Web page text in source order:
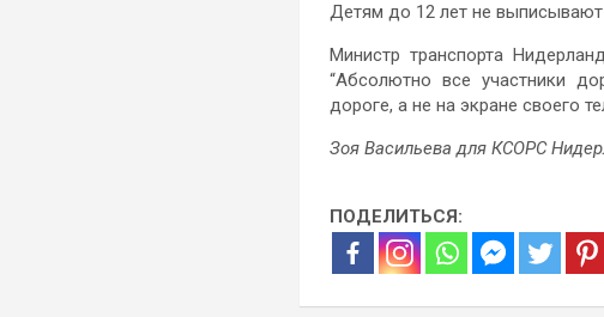
Детям до 12 лет не
Министр транспорта
“Абсолютно все участники
дороге, а не на экране своего
Зоя Васильева для КСОРС
ПОДЕЛИТЬСЯ: